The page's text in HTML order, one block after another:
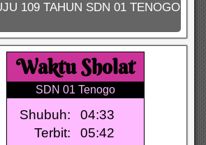
109 TAHUN SDN 01 TENOGO